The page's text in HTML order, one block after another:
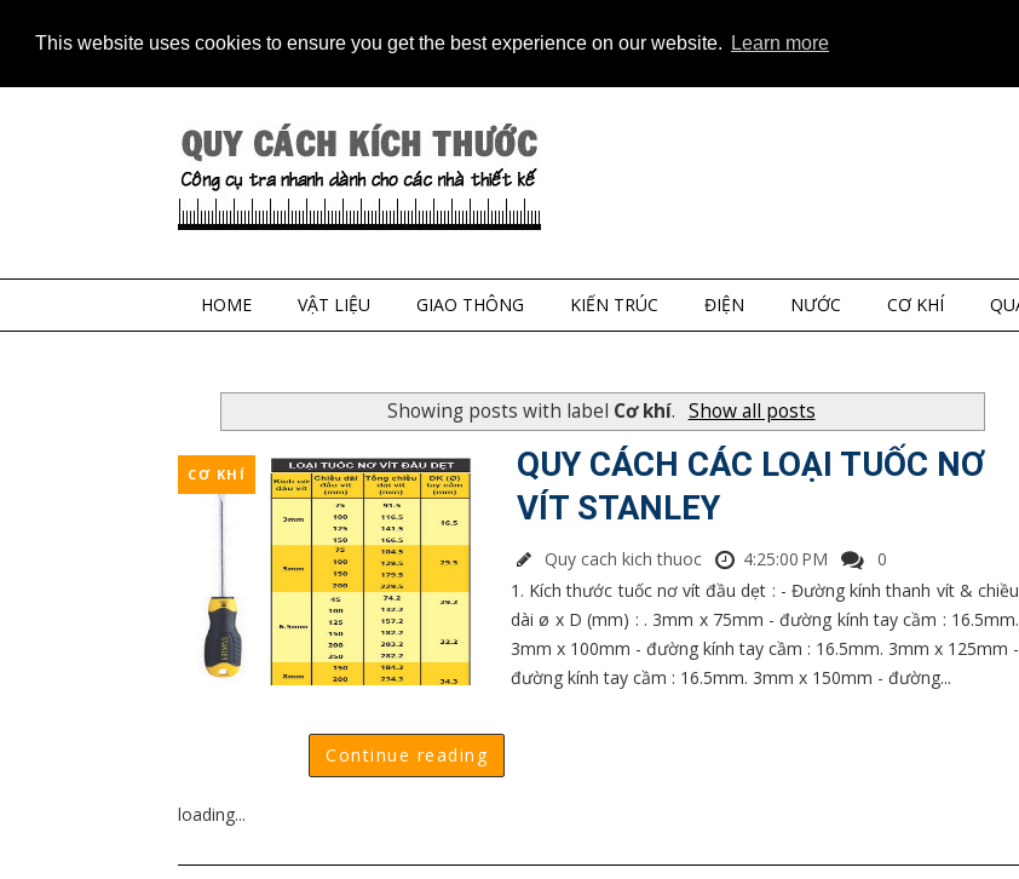
This website uses cookies to ensure you get the best experience on our website. Learn more
HOME VẬT LIỆU GIAO THÔNG KIẾN TRÚC ĐIỆN NƯỚC CƠ KHÍ
Showing posts with label Cơ khí. Show all posts
QUY CÁCH CÁC LOẠI TUỐC NƠ
VÍT STANLEY
Quy cach kich thuoc 4:25:00 PM
0
1. Kích thước tuốc nơ vít đầu dẹt : - Đường kính thanh vít & chiều
dài ø x D (mm) : . 3mm x 75mm - đường kính tay cầm : 16.5mm.
3mm x 100mm - đường kính tay cầm : 16.5mm. 3mm x 125mm -
đường kính tay cầm : 16.5mm. 3mm x 150mm - đường...
Continue reading
CƠ KHÍ
loading...